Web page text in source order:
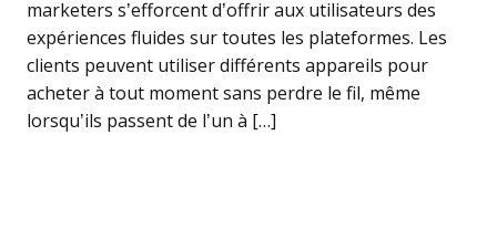
marketers s’efforcent d’offrir aux utilisateurs des
expériences fluides sur toutes les plateformes. Les
clients peuvent utiliser différents appareils pour
acheter à tout moment sans perdre le fil, même
lorsqu’ils passent de l’un à […]